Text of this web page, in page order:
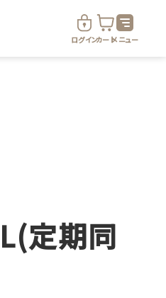
ログインカートメニュー
定期同